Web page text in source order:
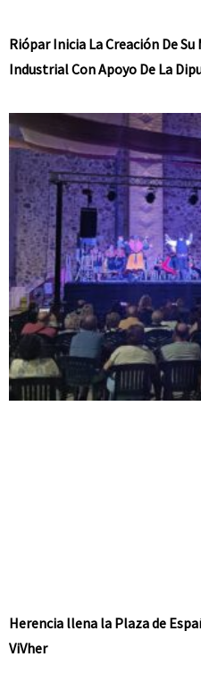
Riópar Inicia La Creación De
Industrial Con Apoyo De La
Herencia llena la Plaza de
ViVher